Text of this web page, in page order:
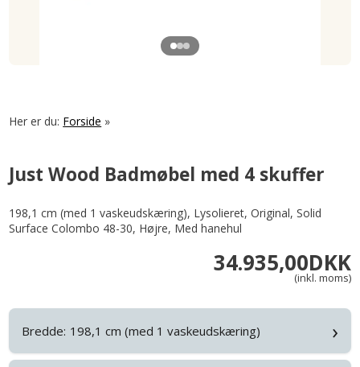
Her er du: Forside »
Just Wood Badmøbel med 4 skuffer
198,1 cm (med 1 vaskeudskæring), Lysolieret, Original, Solid
Surface Colombo 48-30, Højre, Med hanehul
34.935,00DKK
(inkl. moms)
Bredde: 198,1 cm (med 1 vaskeudskæring) ›